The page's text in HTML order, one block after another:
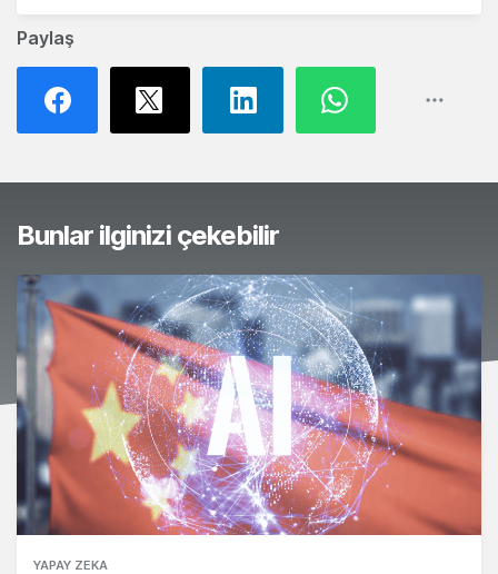
Paylaş
Bunlar ilginizi çekebilir
YAPAY ZEKA